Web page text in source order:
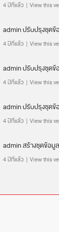
4 ปีที่แล้ว |View this
adminปรับปรุงชุด
4 ปีที่แล้ว |View this
adminปรับปรุงชุด
4 ปีที่แล้ว |View this
adminปรับปรุงชุด
4 ปีที่แล้ว |View this
adminสร้างชุดข้อ
4 ปีที่แล้ว |View this